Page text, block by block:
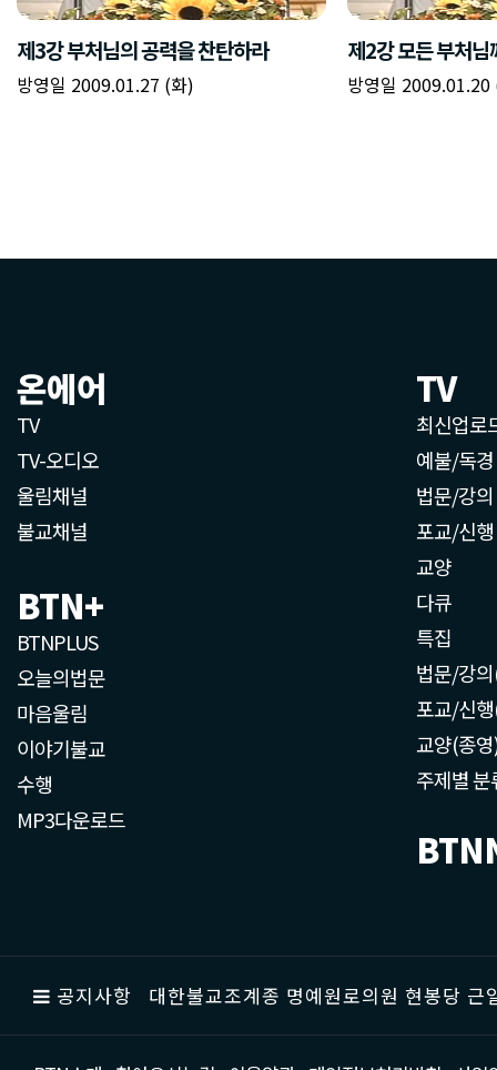
제3강 부처님의 공력을 찬탄하라
방영일 2009.01.27 (화)
제2강 모든 부처
방영일 2009.01.20
온에어
TV
TV-오디오
울림채널
불교채널
BTN+
BTNPLUS
오늘의법문
마음울림
이야기불교
수행
MP3다운로드
TV
최신업로
예불/독경
법문/강의
포교/신행
교양
다큐
특집
법문/강
포교/신
교양(종
주제별 분
공지사항 대한불교조계종 명예원로의원 현봉당